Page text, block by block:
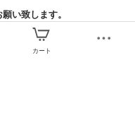
い致します。
カート